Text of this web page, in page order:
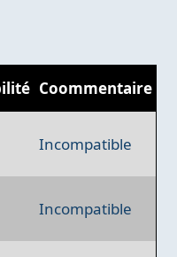
Coommentaire
Incompatible
Incompatible